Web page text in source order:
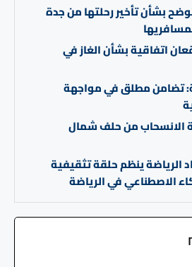
بشأن تأخير رحلتها من جدة
اتفاقية بشأن الغاز في
تضامن مطلق في مواجهة
الانسحاب من حلف شمال
الرياضة ينظم حلقة تثقيفية
الاصطناعي في الرياضة